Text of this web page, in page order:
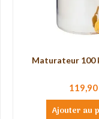
Maturateur 100
119,90
Ajouter au